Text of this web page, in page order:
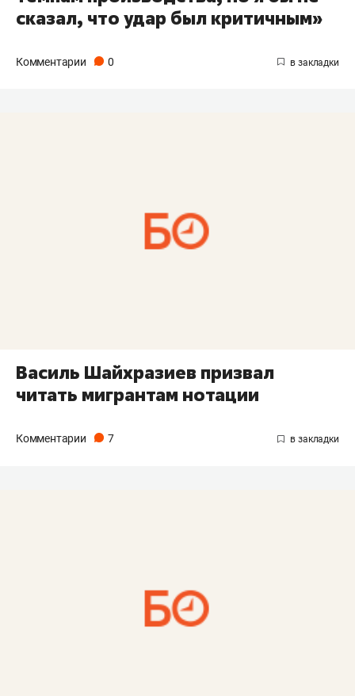
сказал, что удар был критичным»
Комментарии 0
Василь Шайхразиев призвал
читать мигрантам нотации
Комментарии 7